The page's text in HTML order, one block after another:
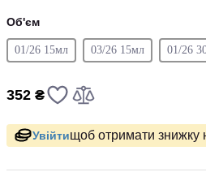
Об'єм
01/26 15мл 03/26 15мл 01/26
352 ₴
Увійтищоб отримати знижку